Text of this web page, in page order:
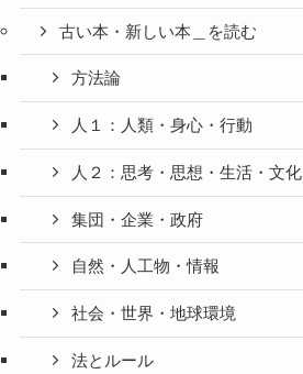
古い本・新しい本＿を読む
方法論
人１：人類・身心・行動
人２：思考・思想・生活・文化
集団・企業・政府
自然・人工物・情報
社会・世界・地球環境
法とルール